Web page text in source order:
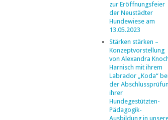
zur Eröffnungsfeier
der Neustädter
Hundewiese am
13.05.2023
Stärken stärken –
Konzeptvorstellung
von Alexandra
Harnisch mit ihrem
Labrador „Koda“ bei
der
ihrer
Hundegestützten-
Pädagogik-
Ausbildung in